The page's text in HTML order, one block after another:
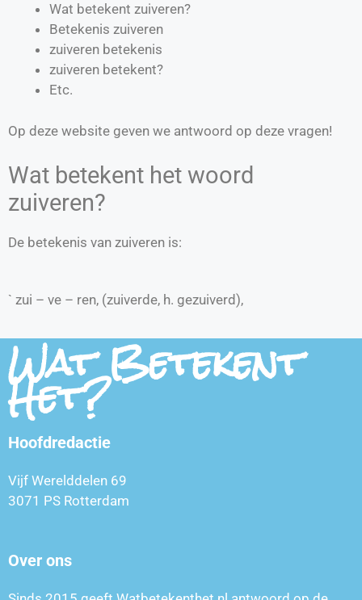
Wat betekent zuiveren?
Betekenis zuiveren
zuiveren betekenis
zuiveren betekent?
Etc.
Op deze website geven we antwoord op deze vragen!
Wat betekent het woord
zuiveren?
De betekenis van zuiveren is:
` zui – ve – ren, (zuiverde, h. gezuiverd),
Wat Betekent
Het?
Hoofdredactie
Vijf Werelddelen 69
3071 PS Rotterdam
Over ons